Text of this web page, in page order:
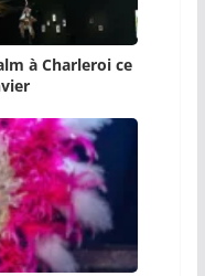
à Charleroi ce